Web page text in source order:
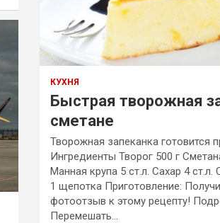
КУХНЯ
Быстрая творожная
сметане
Творожная запеканка готовится
Ингредиенты Творог 500 г
Манная крупа 5 ст.л. Сахар 4 ст.л.
1 щепотка Приготовление:
фотоотзыв к этому рецепту!
Перемешать…